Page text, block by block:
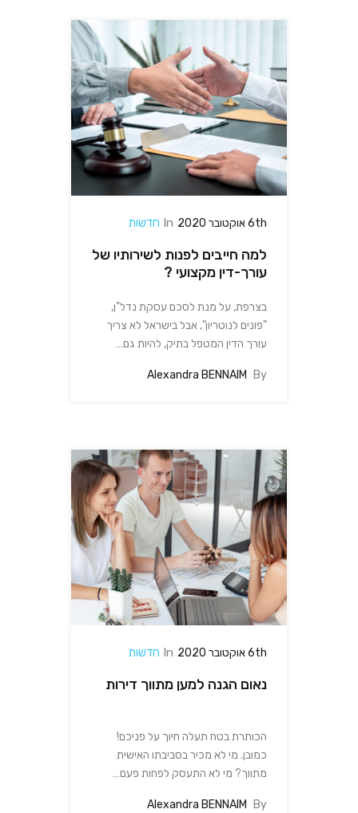
6th אוקטובר 2020 In חדשות
למה חייבים לפנות לשירותיו של
עורך-דין מקצועי ?
בצרפת, על מנת לסכם עסקת נדל"ן,
"פונים לנוטריון", אבל בישראל לא צריך
עורך הדין המטפל בתיק, להיות גם…
By
Alexandra BENNAIM
6th אוקטובר 2020 In חדשות
נאום הגנה למען מתווך דירות
הכותרת בטח תעלה חיוך על פניכם!
כמובן. מי לא מכיר בסביבתו האישית
מתווך? מי לא התעסק לפחות פעם…
By
Alexandra BENNAIM